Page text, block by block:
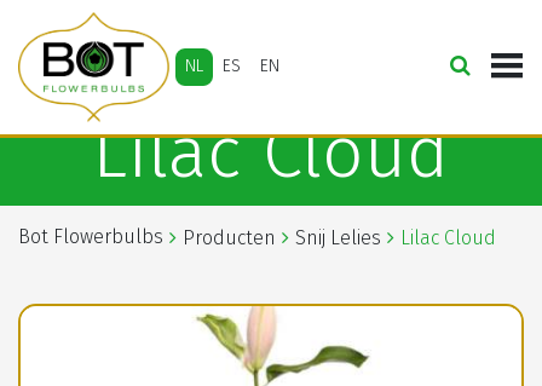
NL ES EN
Lilac Cloud
Bot Flowerbulbs Producten Snij Lelies Lilac Cloud